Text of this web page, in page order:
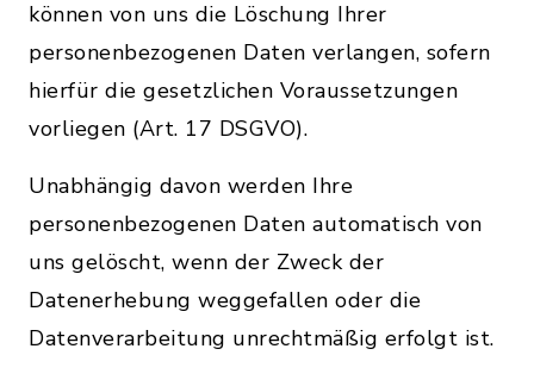
können von uns die Löschung Ihrer
personenbezogenen Daten verlangen, sofern
hierfür die gesetzlichen Voraussetzungen
vorliegen (Art. 17 DSGVO).
Unabhängig davon werden Ihre
personenbezogenen Daten automatisch von
uns gelöscht, wenn der Zweck der
Datenerhebung weggefallen oder die
Datenverarbeitung unrechtmäßig erfolgt ist.